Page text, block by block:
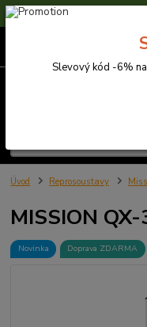
Sleva 6% na
Úvod Reprosoustavy
MISSION
Novinka Doprava ZDARMA
Slevový kód -6%